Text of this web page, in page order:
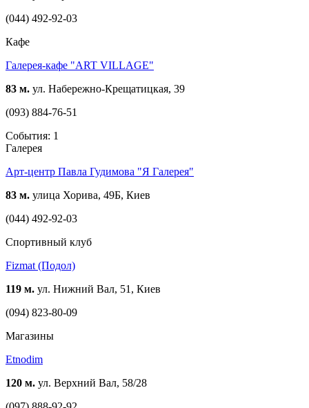
(044) 492-92-03
Кафе
Галерея-кафе "ART VILLAGE"
83 м. ул. Набережно-Крещатицкая, 39
(093) 884-76-51
События: 1
Галерея
Арт-центр Павла Гудимова "Я Галерея"
83 м. улица Хорива, 49Б, Киев
(044) 492-92-03
Спортивный клуб
Fizmat (Подол)
119 м. ул. Нижний Вал, 51, Киев
(094) 823-80-09
Магазины
Etnodim
120 м. ул. Верхний Вал, 58/28